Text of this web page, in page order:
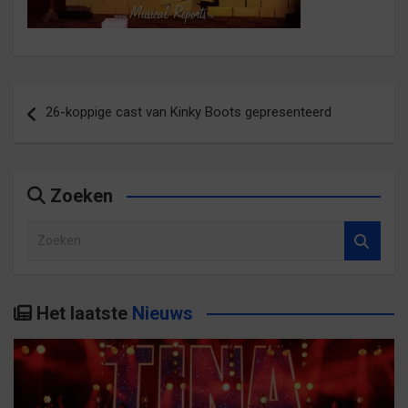
navigatie
26-koppige cast van Kinky Boots gepresenteerd
Zoeken
e
n
Het laatste Nieuws